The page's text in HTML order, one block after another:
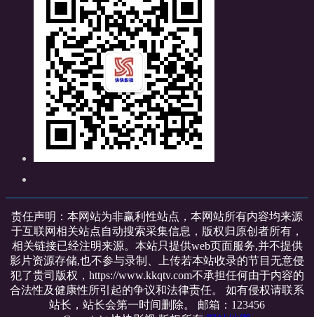
责任声明：本网站为非赢利性站点，本网站所有内容均来源
于互联网相关站点自动搜索采集信息，版权归原创者所有，
相关链接已经注明来源。本站只提供web页面服务,并不提供
影片资源存储,也不参与录制、上传若本站收录的节目无意侵
犯了贵司版权，https://www.kkqtv.com不承担任何由于内容的
合法性及健康性所引起的争议和法律责任。 如有侵权请联系
站长，站长会第一时间删除。 邮箱：123456